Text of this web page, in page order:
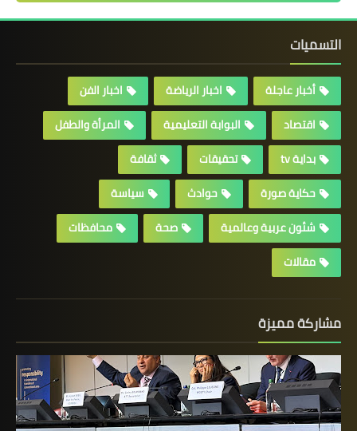
التسميات
أخبار عاجلة اخبار الرياضة
اخبار الفن
اقتصاد
البوابة التعليمية
المرأة والطفل
بداية tv
تحقيقات
ثقافة
حكاية صورة
حوادث
سياسة
شئون عربية وعالمية
صحة
محافظات
مقالات
مشاركة مميزة